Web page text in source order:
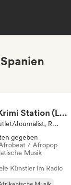
Radio Krimi Station (La Radio)
Media Outlet/Journalist, Radiosender
gegeben
/ Afropop
Musik
Künstler im Radio